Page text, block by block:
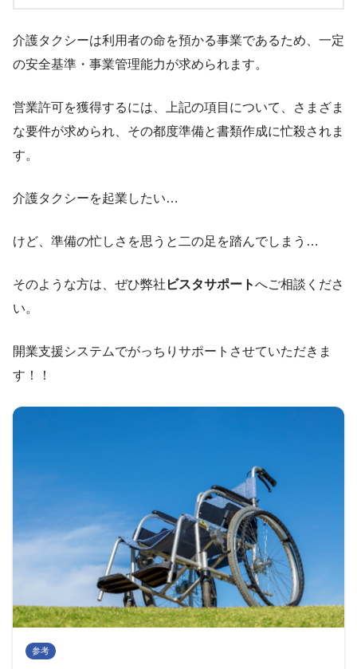
介護タクシーは利用者の命を預かる事業であるため、一定
の安全基準・事業管理能力が求められます。
営業許可を獲得するには、上記の項目について、さまざま
な要件が求められ、その都度準備と書類作成に忙殺されま
す。
介護タクシーを起業したい…
けど、準備の忙しさを思うと二の足を踏んでしまう…
そのような方は、ぜひ弊社 ビスタサポートへご相談くださ
い。
開業支援システムでがっちりサポートさせていただきま
す！！
参考